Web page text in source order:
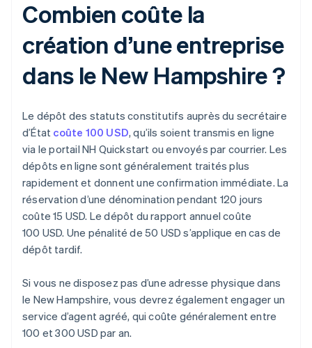
Combien coûte la
création d’une entreprise
dans le New Hampshire ?
Le dépôt des statuts constitutifs auprès du secrétaire
d’État coûte 100 USD, qu’ils soient transmis en ligne
via le portail NH Quickstart ou envoyés par courrier. Les
dépôts en ligne sont généralement traités plus
rapidement et donnent une confirmation immédiate. La
réservation d’une dénomination pendant 120 jours
coûte 15 USD. Le dépôt du rapport annuel coûte
100 USD. Une pénalité de 50 USD s’applique en cas de
dépôt tardif.
Si vous ne disposez pas d’une adresse physique dans
le New Hampshire, vous devrez également engager un
service d’agent agréé, qui coûte généralement entre
100 et 300 USD par an.